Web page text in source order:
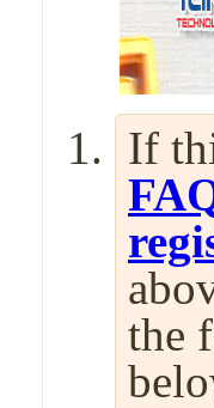
If
the